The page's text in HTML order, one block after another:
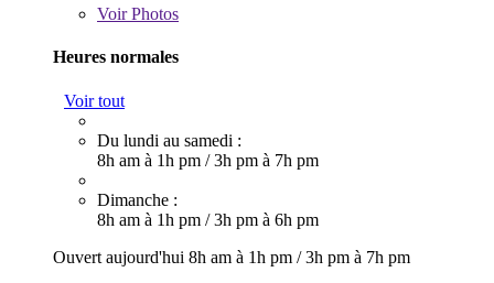
VoirPhotos
Heures normales
Voir tout
Du lundi au samedi :
8h am à 1h pm /3h pm à 7h pm
Dimanche :
8h am à 1h pm /3h pm à 6h pm
Ouvert aujourd'hui 8h am à 1h pm /3h pm à 7h pm